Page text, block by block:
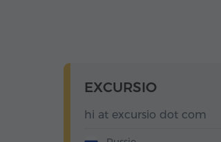
EXCURSIO
hi at excursio dot com